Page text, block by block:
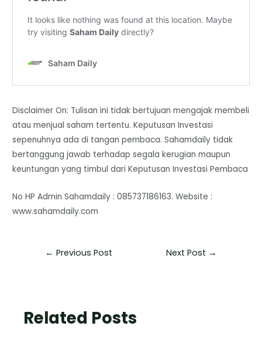
Disclaimer On: Tulisan ini tidak bertujuan mengajak membeli
atau menjual saham tertentu. Keputusan Investasi
sepenuhnya ada di tangan pembaca. Sahamdaily tidak
bertanggung jawab terhadap segala kerugian maupun
keuntungan yang timbul dari Keputusan Investasi Pembaca
No HP Admin Sahamdaily : 085737186163. Website :
www.sahamdaily.com
← Previous Post Next Post →
Related Posts